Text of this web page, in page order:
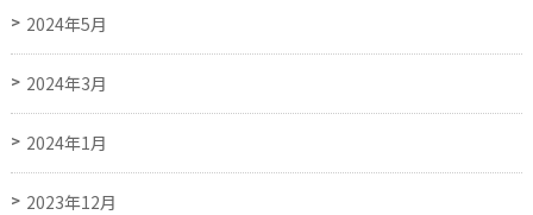
2024年5月
2024年3月
2024年1月
2023年12月